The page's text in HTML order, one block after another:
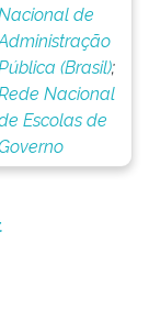
de
(Brasil);
Nacional
Escolas de